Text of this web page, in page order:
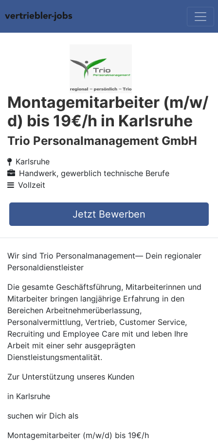
Montagemitarbeiter (m/w/
d) bis 19€/h in Karlsruhe
Trio Personalmanagement GmbH
Karlsruhe
Handwerk, gewerblich technische Berufe
Vollzeit
Jetzt Bewerben
Wir sind Trio Personalmanagement— Dein regionaler
Personaldienstleister
Die gesamte Geschäftsführung, Mitarbeiterinnen und
Mitarbeiter bringen langjährige Erfahrung in den
Bereichen Arbeitnehmerüberlassung,
Personalvermittlung, Vertrieb, Customer Service,
Recruiting und Employee Care mit und leben Ihre
Arbeit mit einer sehr ausgeprägten
Dienstleistungsmentalität.
Zur Unterstützung unseres Kunden
in Karlsruhe
suchen wir Dich als
Montagemitarbeiter (m/w/d) bis 19€/h